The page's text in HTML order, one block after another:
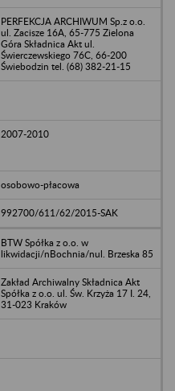
PERFEKCJA ARCHIWUM Sp.z o.o.
ul. Zacisze 16A, 65-775 Zielona
Góra Składnica Akt ul.
Świerczewskiego 76C, 66-200
Świebodzin tel. (68) 382-21-15
2007-2010
osobowo-płacowa
992700/611/62/2015-SAK
BTW Spółka z o.o. w
likwidacji/nBochnia/nul. Brzeska 85
Zakład Archiwalny Składnica Akt
Spółka z o.o. ul. Św. Krzyża 17 I. 24,
31-023 Kraków